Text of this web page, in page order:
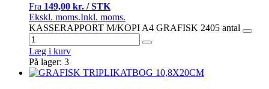
Fra 149,00 kr. / STK
Ekskl. moms.Inkl. moms.
KASSERAPPORT M/KOPI A4 GRAFISK 2405 antal
Læg i kurv
På lager: 3